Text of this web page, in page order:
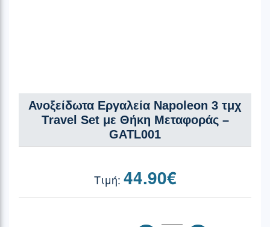
Ανοξείδωτα Εργαλεία Napoleon 3 τμχ
Τravel Set με Θήκη Μεταφοράς –
GATL001
44.90€